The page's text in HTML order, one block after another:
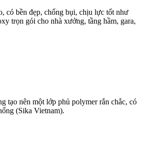
có bền đẹp, chống bụi, chịu lực tốt như
trọn gói cho nhà xưởng, tầng hầm, gara,
tạo nên một lớp phủ polymer rắn chắc, có
(Sika Vietnam).